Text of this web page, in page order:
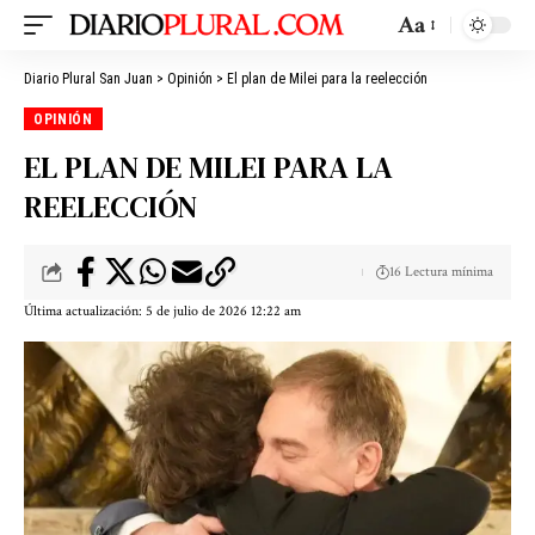
Aa
Diario Plural San Juan > Opinión > El plan de Milei para la reelección
OPINIÓN
EL PLAN DE MILEI PARA LA
REELECCIÓN
Última actualización: 5 de julio de 2026 12:22 am
16 Lectura mínima